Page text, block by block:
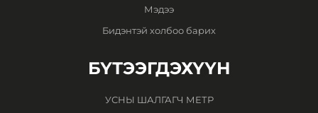
Мэдээ
Бидэнтэй холбоо барих
БҮТЭЭГДЭХҮҮН
УСНЫ ШАЛГАГЧ МЕТР